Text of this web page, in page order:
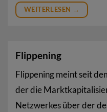
WEITERLESEN →
Flippening
Flippening meint seit
der die
Netzwerkes über der